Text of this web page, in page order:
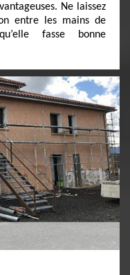
Ne laissez
entre les mains de
fasse bonne